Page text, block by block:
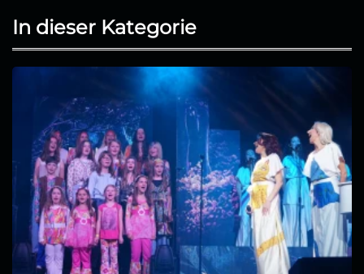
In dieser Kategorie